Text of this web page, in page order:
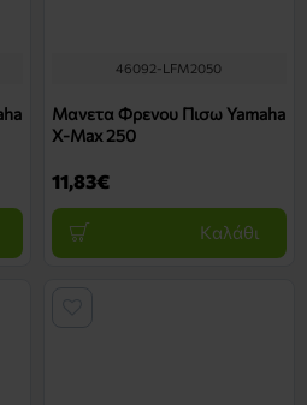
46092-LFM2050
Μανετα Φρενου Πισω Yamaha
X-Max 250
11,83€
Καλάθι